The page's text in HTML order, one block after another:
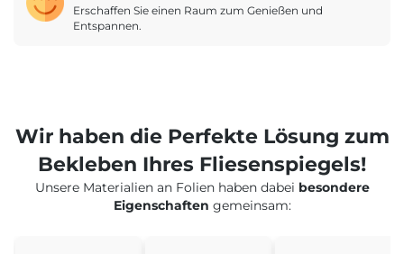
Erschaffen Sie einen Raum zum Genießen und
Entspannen.
Wir haben die Perfekte Lösung zum
Bekleben Ihres Fliesenspiegels!
Unsere Materialien an Folien haben dabei besondere
Eigenschaften gemeinsam: